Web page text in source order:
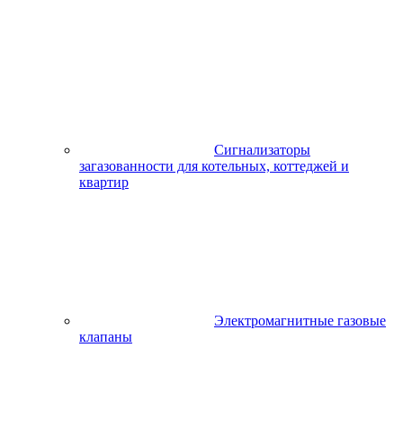
Сигнализаторы
загазованности для котельных, коттеджей и
квартир
Электромагнитные газовые
клапаны